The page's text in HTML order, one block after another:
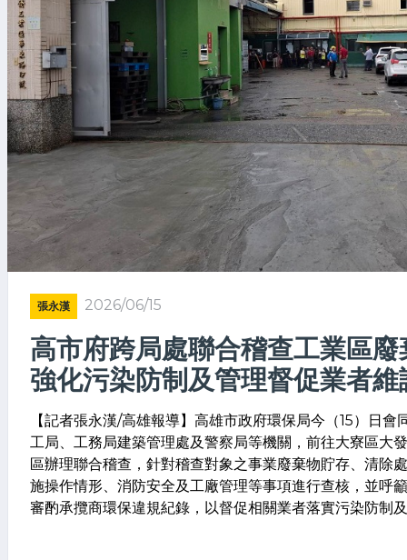
張永漢 2026/06/15
高市府跨局處聯合稽查工業區
強化污染防制及管理督促業者
【記者張永漢/高雄報導】高雄市政府環保局今（15）日
工局、工務局建築管理處及警察局等機關，前往大寮區大
區辦理聯合稽查，針對稽查對象之事業廢棄物貯存、清除
施操作情形、消防安全及工廠管理等事項進行查核，並呼
審酌承攬商環保違規紀錄，以督促相關業者落實污染防制